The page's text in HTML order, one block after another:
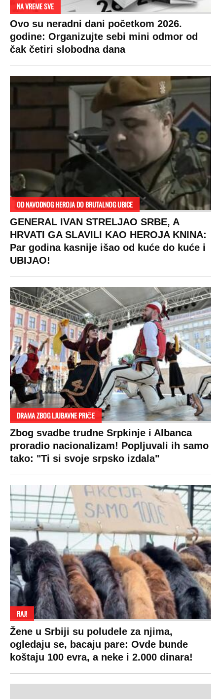
NA VREME SVE
Ovo su neradni dani početkom 2026.
godine: Organizujte sebi mini odmor od
čak četiri slobodna dana
OD NAVODNOG HEROJA DO BRUTALNOG UBICE
GENERAL IVAN STRELJAO SRBE, A
HRVATI GA SLAVILI KAO HEROJA KNINA:
Par godina kasnije išao od kuće do kuće i
UBIJAO!
DRAMA ZBOG LJUBAVNE PRIČE
Zbog svadbe trudne Srpkinje i Albanca
proradio nacionalizam! Popljuvali ih samo
tako: "Ti si svoje srpsko izdala"
RAJ!
Žene u Srbiji su poludele za njima,
ogledaju se, bacaju pare: Ovde bunde
koštaju 100 evra, a neke i 2.000 dinara!